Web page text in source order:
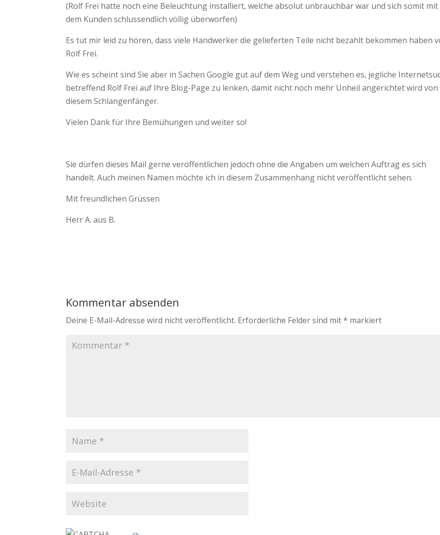
(Rolf Frei hatte noch eine Beleuchtung installiert, welche absolut unbrauchbar war und sich somit mit
dem Kunden schlussendlich völlig überworfen)
Es tut mir leid zu hören, dass viele Handwerker die gelieferten Teile nicht bezahlt bekommen haben
Rolf Frei.
Wie es scheint sind Sie aber in Sachen Google gut auf dem Weg und verstehen es, jegliche
betreffend Rolf Frei auf Ihre Blog-Page zu lenken, damit nicht noch mehr Unheil angerichtet wird von
diesem Schlangenfänger.
Vielen Dank für Ihre Bemühungen und weiter so!
Sie dürfen dieses Mail gerne veröffentlichen jedoch ohne die Angaben um welchen Auftrag es sich
handelt. Auch meinen Namen möchte ich in diesem Zusammenhang nicht veröffentlicht sehen.
Mit freundlichen Grüssen
Herr A. aus B.
Kommentar absenden
Deine E-Mail-Adresse wird nicht veröffentlicht. Erforderliche Felder sind mit* markiert